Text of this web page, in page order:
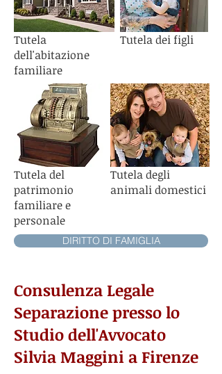
Tutela
dell'abitazione
familiare
Tutela dei figli
Tutela del
patrimonio
familiare e
personale
Tutela degli
animali domestici
DIRITTO DI FAMIGLIA
Consulenza Legale
Separazione presso lo
Studio dell'Avvocato
Silvia Maggini a Firenze